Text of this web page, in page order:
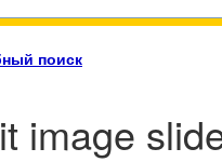
поиск
image